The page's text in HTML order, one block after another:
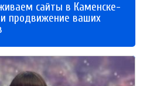
сайты в Каменске-
продвижение ваших